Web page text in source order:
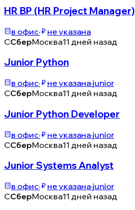
HR BP (HR Project Manager)
в офис·
не указана
ССберМосква11 дней назад
Junior Python
в офис· не указана·junior
ССберМосква11 дней назад
Junior Python Developer
в офис· не указана·junior
ССберМосква11 дней назад
Junior Systems Analyst
в офис· не указана·junior
ССберМосква11 дней назад